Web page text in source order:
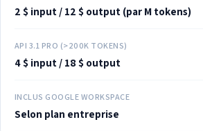
2 $ input / 12 $ output (par M tokens)
API 3.1 PRO (>200K TOKENS)
4 $ input / 18 $ output
INCLUS GOOGLE WORKSPACE
Selon plan entreprise